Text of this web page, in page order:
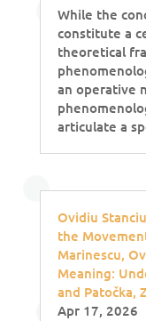
While the
constitute a
theoretical
an operative
articulate a
Ovidiu
the
Marinescu,
Meaning:
and Patočka,
Apr 17, 2026